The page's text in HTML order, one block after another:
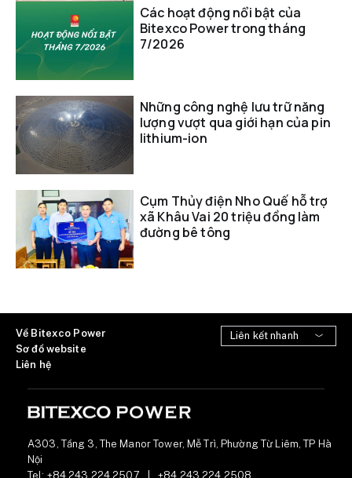
Các hoạt động nổi bật của
Bitexco Power trong tháng
7/2026
Những công nghệ lưu trữ năng
lượng vượt qua giới hạn của pin
lithium-ion
Cụm Thủy điện Nho Quế hỗ trợ
xã Khâu Vai 20 triệu đồng làm
đường bê tông
Về Bitexco Power
Sơ đồ website
Liên hệ
A303, Tầng 3, The Manor Tower, Mễ Trì, Phường Từ Liêm, TP Hà
Nội
Tel: +84 243 224 2507 +84 243 224 2508